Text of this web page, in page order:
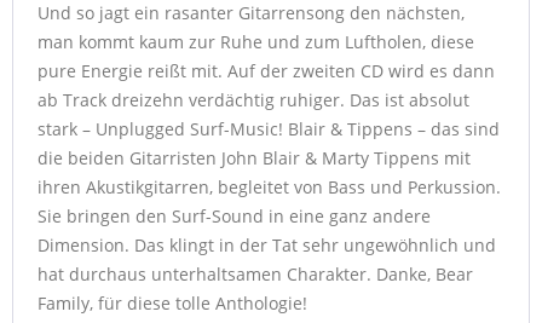
Und so jagt ein rasanter Gitarrensong den nächsten,
man kommt kaum zur Ruhe und zum Luftholen, diese
pure Energie reißt mit. Auf der zweiten CD wird es dann
ab Track dreizehn verdächtig ruhiger. Das ist absolut
stark – Unplugged Surf-Music! Blair & Tippens – das sind
die beiden Gitarristen John Blair & Marty Tippens mit
ihren Akustikgitarren, begleitet von Bass und Perkussion.
Sie bringen den Surf-Sound in eine ganz andere
Dimension. Das klingt in der Tat sehr ungewöhnlich und
hat durchaus unterhaltsamen Charakter. Danke, Bear
Family, für diese tolle Anthologie!